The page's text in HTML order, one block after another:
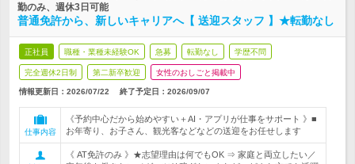
勤のみ、週休3日可能
普通免許から、新しいキャリアへ【 送迎スタッフ 】★転勤なし
正社員 職種・業種未経験OK 急募 転勤なし 学歴不問
完全週休2日制 第二新卒歓迎 女性のおしごと掲載中
情報更新日：2026/07/22 終了予定日： 2026/09/07
仕事内容
《予約中心だから始めやすい＋AI・アプリが仕事をサポート 》■
お年寄り、お子さん、観光客などなどの送迎をお任せします
《 AT免許のみ 》★志望理由は何でもOK ⇒ 家庭と両立したい／